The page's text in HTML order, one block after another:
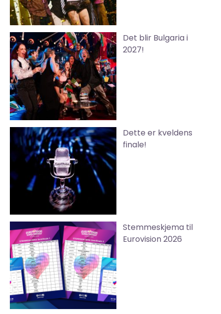
Det blir Bulgaria i
2027!
Dette er kveldens
finale!
Stemmeskjema til
Eurovision 2026